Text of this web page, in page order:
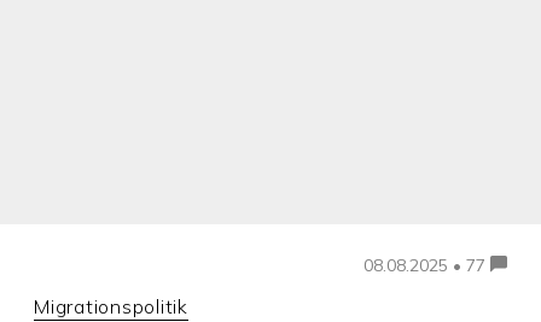
08.08.2025 • 77
Migrationspolitik